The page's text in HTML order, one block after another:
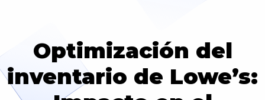
Optimización del
inventario de Lowe’s: